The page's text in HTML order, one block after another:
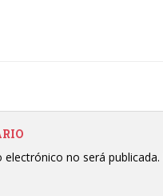
no será publicada.